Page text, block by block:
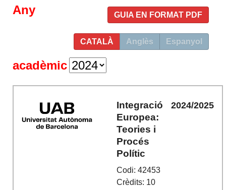
GUIA EN FORMAT PDF
CATALÀ Anglès Espanyol
Any
acadèmic
Integració
Europea:
Teories i
Procés
Polític
Codi: 42453
Crèdits: 10
2024/2025